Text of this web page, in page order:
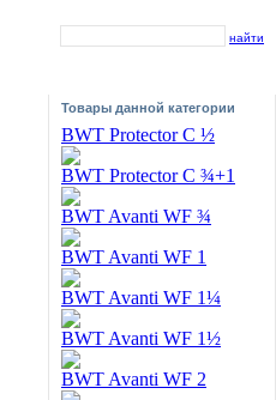
найти
Товары данной категории
BWT Protector C ½
BWT Protector C ¾+1
BWT Avanti WF ¾
BWT Avanti WF 1
BWT Avanti WF 1¼
BWT Avanti WF 1½
BWT Avanti WF 2